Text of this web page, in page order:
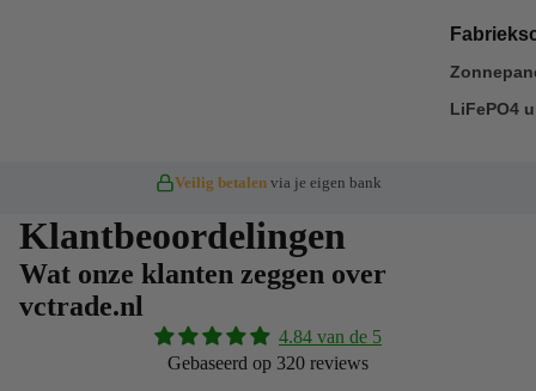
LiFePO4
Veilig betalenvia je eigen bank
Klantbeoordelingen
Wat onze klanten zeggen over
vctrade.nl
4.84 van de 5
Gebaseerd op 320 reviews